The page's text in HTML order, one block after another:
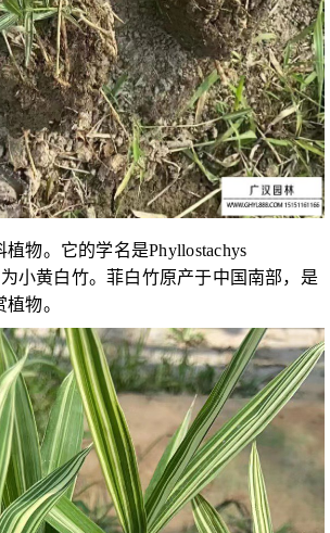
物。它的学名是Phyllostachys
为小黄白竹。菲白竹原产于中国南部，是
物。